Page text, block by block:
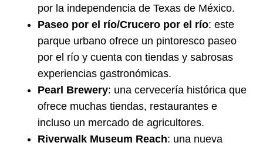
por la independencia de Texas de México.
Paseo por el río/Crucero por el río: este
parque urbano ofrece un pintoresco paseo
por el río y cuenta con tiendas y sabrosas
experiencias gastronómicas.
Pearl Brewery: una cervecería histórica que
ofrece muchas tiendas, restaurantes e
incluso un mercado de agricultores.
Riverwalk Museum Reach: una nueva